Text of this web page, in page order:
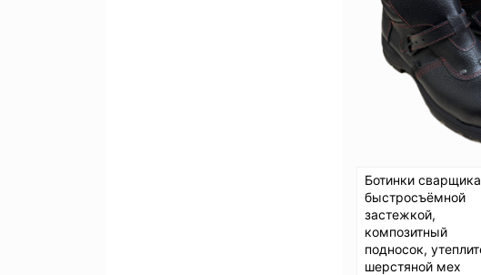
Ботинки
быстросъёмной
застежкой,
композитный
подносок,
шерстяной мех